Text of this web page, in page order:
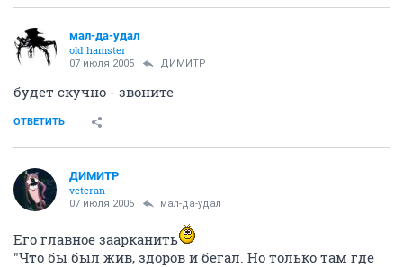
мал-да-удал
old hamster
07 июля 2005 ДИМИТР
будет скучно - звоните
ОТВЕТИТЬ
ДИМИТР
veteran
07 июля 2005 мал-да-удал
Его главное заарканить
"Что бы был жив, здоров и бегал. Но только там где